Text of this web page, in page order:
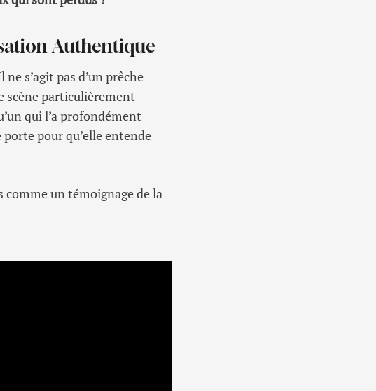
Authentique
s’agit pas d’un prêche
scène particulièrement
qui l’a profondément
pour qu’elle entende
comme un témoignage de la